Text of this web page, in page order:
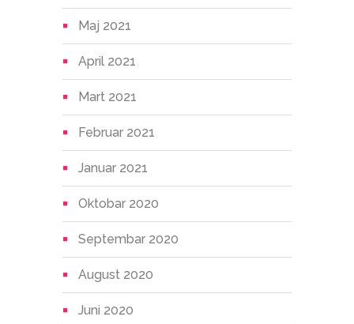
Maj 2021
April 2021
Mart 2021
Februar 2021
Januar 2021
Oktobar 2020
Septembar 2020
August 2020
Juni 2020